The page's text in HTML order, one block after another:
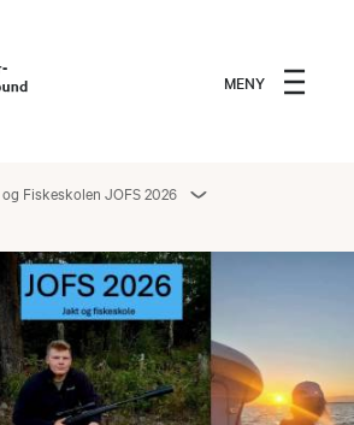
MENY
Fiskeskolen JOFS 2026